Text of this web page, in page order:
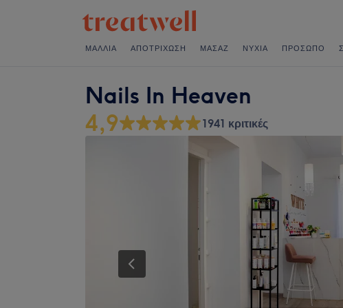
ΜΑΛΛΙΆ ΑΠΟΤΡΊΧΩΣΗ ΜΑΣΆΖ ΝΎΧΙΑ ΠΡΌΣΩΠΟ
Nails In Heaven
4,9 1941 κριτικές